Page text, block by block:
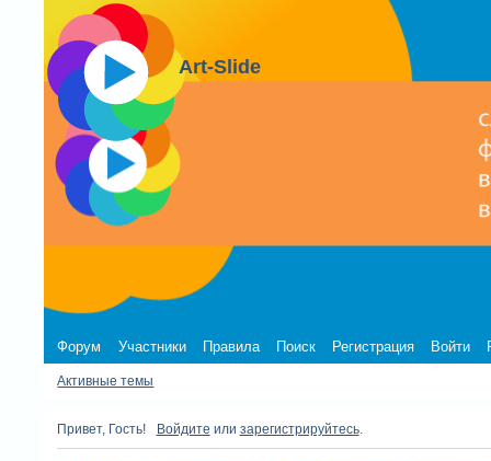
Art-Slide
Форум Участники Правила Поиск Регистрация Войти
Активные темы
Привет, Гость! Войдите или зарегистрируйтесь.